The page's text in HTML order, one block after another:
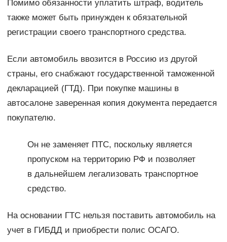
Помимо обязанности уплатить штраф, водитель
также может быть принужден к обязательной
регистрации своего транспортного средства.
Если автомобиль ввозится в Россию из другой
страны, его снабжают государственной таможенной
декларацией (ГТД). При покупке машины в
автосалоне заверенная копия документа передается
покупателю.
Он не заменяет ПТС, поскольку является
пропуском на территорию РФ и позволяет
в дальнейшем легализовать транспортное
средство.
На основании ГТС нельзя поставить автомобиль на
учет в ГИБДД и приобрести полис ОСАГО.